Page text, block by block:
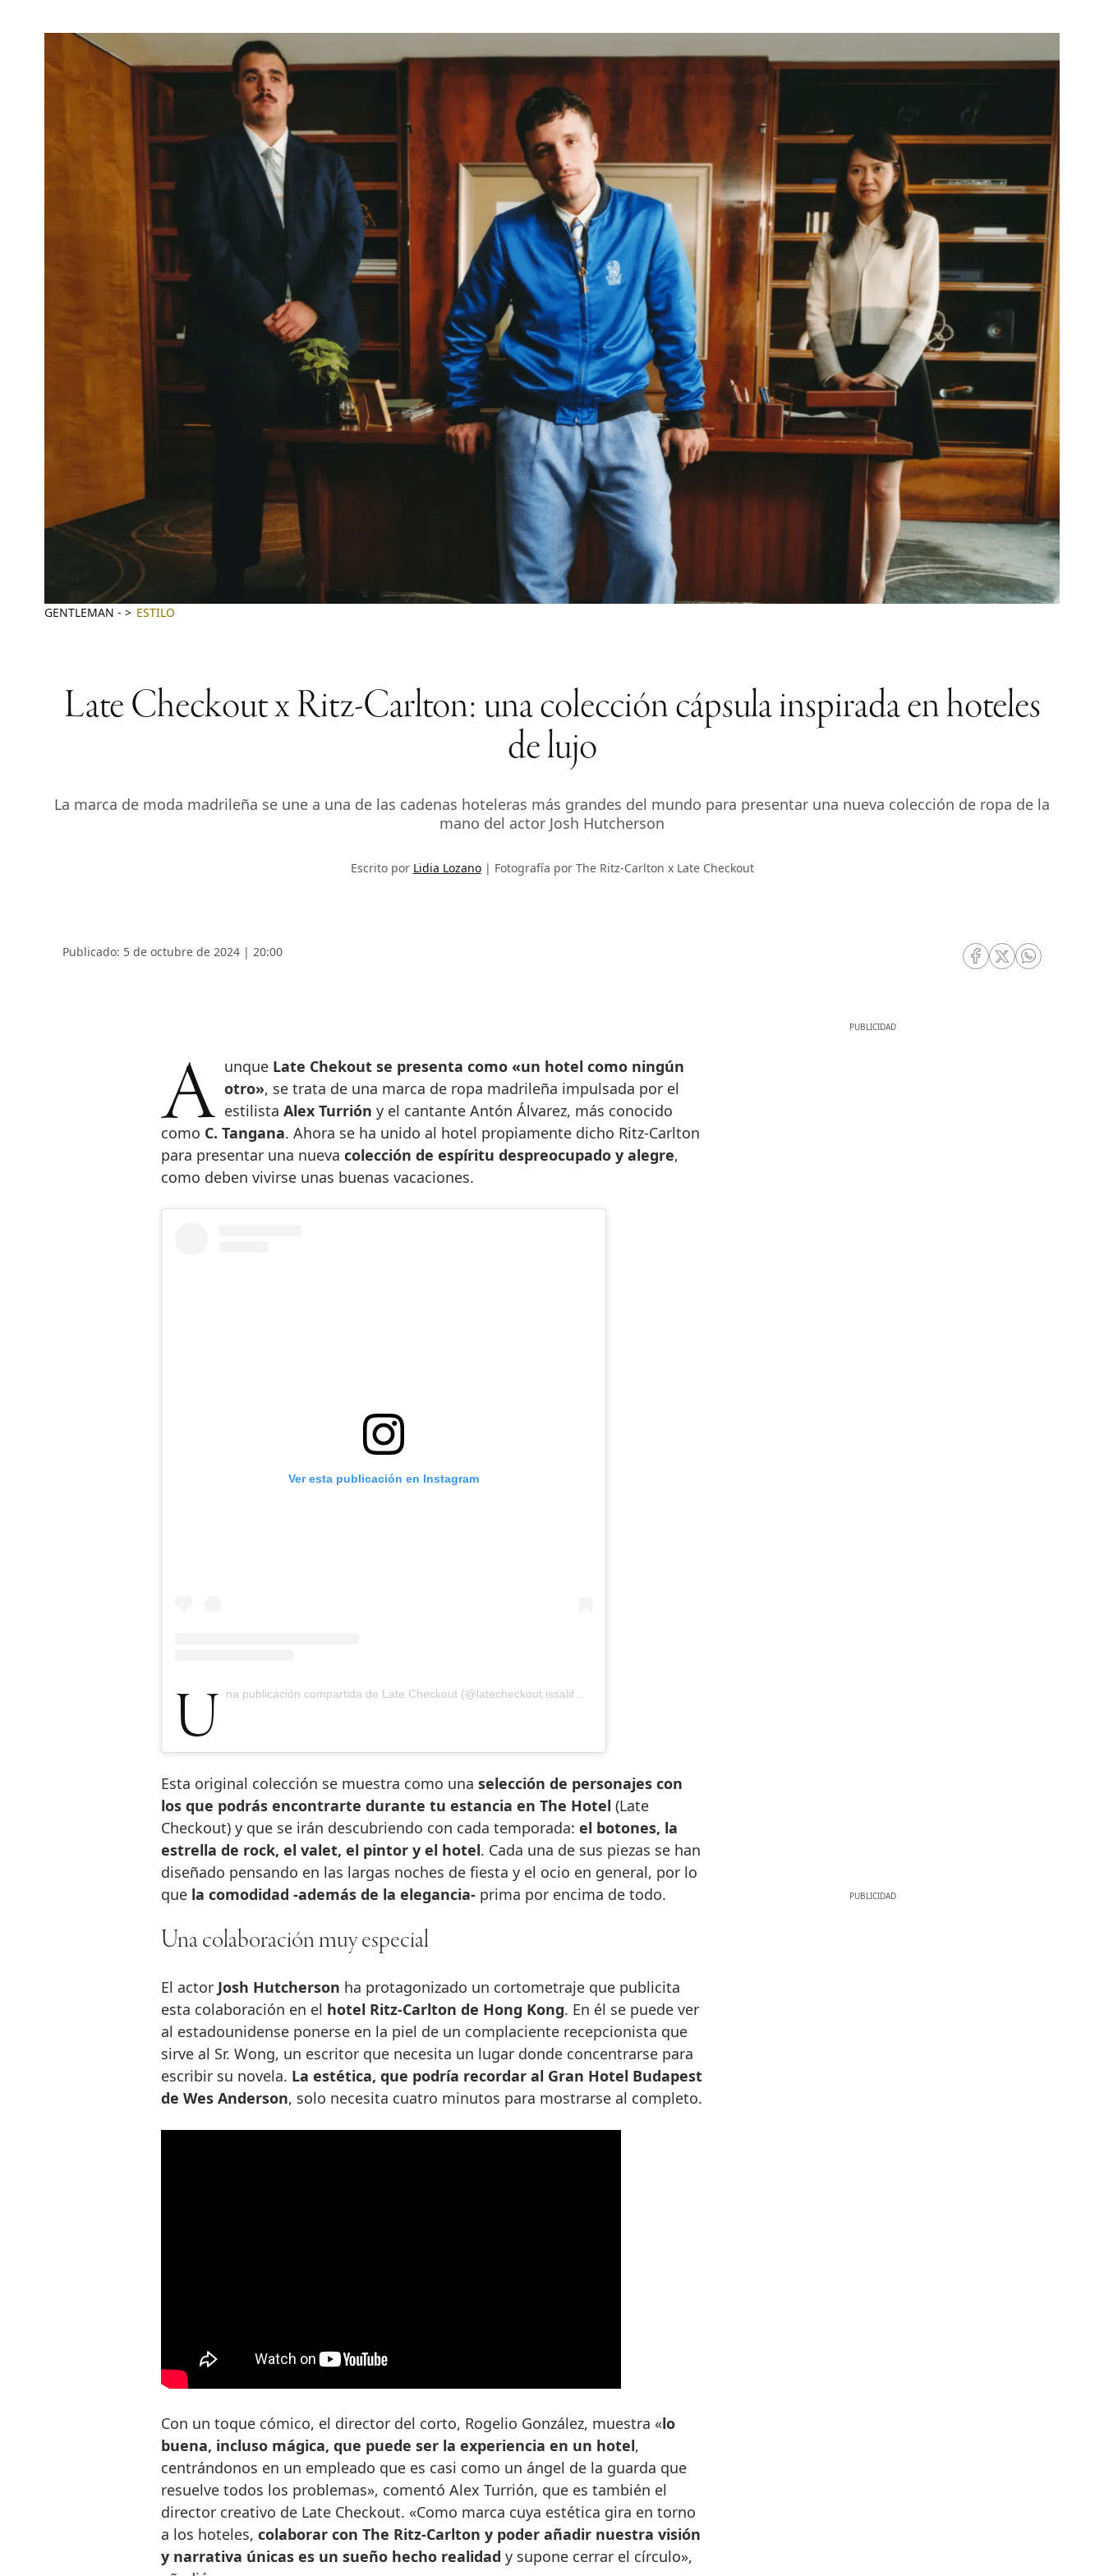
GENTLEMAN - ESTILO
Late Checkout x Ritz-Carlton: una colección cápsula inspirada en hoteles
de lujo
La marca de moda madrileña se une a una de las cadenas hoteleras más grandes del mundo para presentar una nueva colección de ropa de la
mano del actor Josh Hutcherson
Escrito por Lidia Lozano Fotografía por The Ritz-Carlton x Late Checkout
Publicado: 5 de octubre de 2024 | 20:00
RRSS Facebook
RRSS Twitter
RRSS
Aunque Late Chekout se presenta como «un hotel como ningún
otro», se trata de una marca de ropa madrileña impulsada por el
estilista Alex Turrión y el cantante Antón Álvarez, más conocido
como C. Tangana. Ahora se ha unido al hotel propiamente dicho Ritz-Carlton
para presentar una nueva colección de espíritu despreocupado y alegre,
como deben vivirse unas buenas vacaciones.
Ver esta publicación en Instagram
Una publicación compartida de Late Checkout (@latecheckout.issalifestyle)
Esta original colección se muestra como una selección de personajes con
los que podrás encontrarte durante tu estancia en The Hotel (Late
Checkout) y que se irán descubriendo con cada temporada: el botones, la
estrella de rock, el valet, el pintor y el hotel. Cada una de sus piezas se han
diseñado pensando en las largas noches de fiesta y el ocio en general, por lo
quela comodidad -además de la elegancia- prima por encima de todo.
Una colaboración muy especial
El actorJosh Hutcherson ha protagonizado un cortometraje que publicita
esta colaboración en el hotel Ritz-Carlton de Hong Kong. En él se puede ver
al estadounidense ponerse en la piel de un complaciente recepcionista que
sirve al Sr. Wong, un escritor que necesita un lugar donde concentrarse para
escribir su novela. La estética, que podría recordar al Gran Hotel Budapest
de Wes Anderson, solo necesita cuatro minutos para mostrarse al completo.
Con un toque cómico, el director del corto, Rogelio González, muestra «lo
buena, incluso mágica, que puede ser la experiencia en un hotel,
centrándonos en un empleado que es casi como un ángel de la guarda que
resuelve todos los problemas», comentó Alex Turrión, que es también el
director creativo de Late Checkout. «Como marca cuya estética gira en torno
a los hoteles, colaborar con The Ritz-Carlton y poder añadir nuestra visión
y narrativa únicas es un sueño hecho realidad y supone cerrar el círculo»,